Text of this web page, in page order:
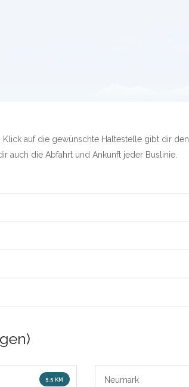
auf die gewünschte Haltestelle gibt dir den
auch die Abfahrt und Ankunft jeder Buslinie.
5.5 KM Neumark